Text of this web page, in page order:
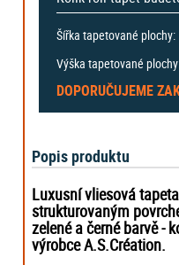
Šířka tapetované plochy:
Výška tapetované
DOPORUČUJEME
Popis produktu
Luxusní vliesová
strukturovaným
zelené a černé barvě -
výrobceA.S.Création.